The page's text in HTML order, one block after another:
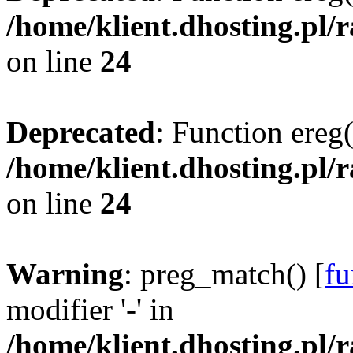
/home/klient.dhosting.pl/
on line 24
Deprecated: Function
/home/klient.dhosting.pl/
on line 24
Warning: preg_match() [
modifier '-' in
/home/klient.dhosting.pl/